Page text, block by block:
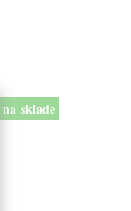
na sklade